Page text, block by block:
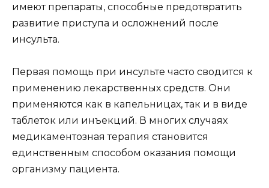
имеют препараты, способные предотвратить
развитие приступа и осложнений после
инсульта.
Первая помощь при инсульте часто сводится к
применению лекарственных средств. Они
применяются как в капельницах, так и в виде
таблеток или инъекций. В многих случаях
медикаментозная терапия становится
единственным способом оказания помощи
организму пациента.